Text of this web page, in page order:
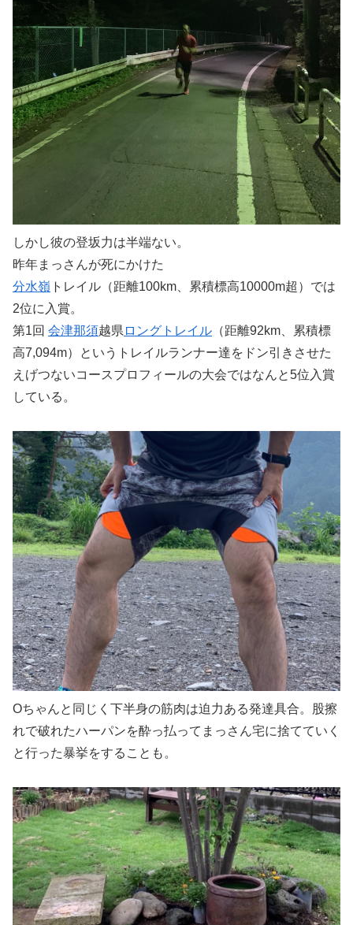
しかし彼の登坂力は半端ない。
昨年まっさんが死にかけた
分水嶺 トレイル（距離100km、累積標高10000m超）では
2位に入賞。
第1回 会津那須越県 ロングトレイル （距離92km、累積標
高7,094m）というトレイルランナー達をドン引きさせた
えげつないコースプロフィールの大会ではなんと5位入賞
している。
Oちゃんと同じく下半身の筋肉は迫力ある発達具合。股擦
れで破れたハーパンを酔っ払ってまっさん宅に捨てていく
と行った暴挙をすることも。